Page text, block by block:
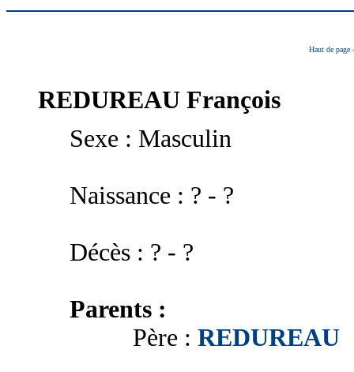
Haut de page
REDUREAU François
Sexe : Masculin
Naissance : ? - ?
Décès : ? - ?
Parents :
Père : REDUREAU